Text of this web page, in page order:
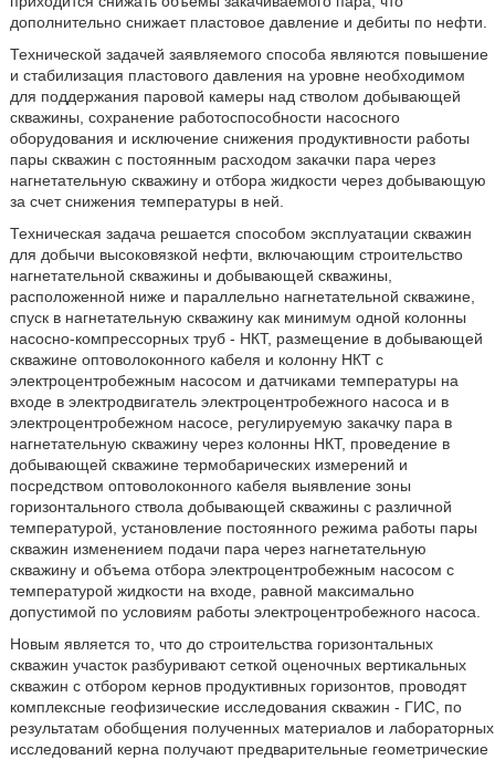
дополнительно снижает пластовое давление и дебиты по нефти.
Технической задачей заявляемого способа являются повышение
и стабилизация пластового давления на уровне необходимом
для поддержания паровой камеры над стволом добывающей
скважины, сохранение работоспособности насосного
оборудования и исключение снижения продуктивности работы
пары скважин с постоянным расходом закачки пара через
нагнетательную скважину и отбора жидкости через добывающую
за счет снижения температуры в ней.
Техническая задача решается способом эксплуатации скважин
для добычи высоковязкой нефти, включающим строительство
нагнетательной скважины и добывающей скважины,
расположенной ниже и параллельно нагнетательной скважине,
спуск в нагнетательную скважину как минимум одной колонны
насосно-компрессорных труб - НКТ, размещение в добывающей
скважине оптоволоконного кабеля и колонну НКТ с
электроцентробежным насосом и датчиками температуры на
входе в электродвигатель электроцентробежного насоса и в
электроцентробежном насосе, регулируемую закачку пара в
нагнетательную скважину через колонны НКТ, проведение в
добывающей скважине термобарических измерений и
посредством оптоволоконного кабеля выявление зоны
горизонтального ствола добывающей скважины с различной
температурой, установление постоянного режима работы пары
скважин изменением подачи пара через нагнетательную
скважину и объема отбора электроцентробежным насосом с
температурой жидкости на входе, равной максимально
допустимой по условиям работы электроцентробежного насоса.
Новым является то, что до строительства горизонтальных
скважин участок разбуривают сеткой оценочных вертикальных
скважин с отбором кернов продуктивных горизонтов, проводят
комплексные геофизические исследования скважин - ГИС, по
результатам обобщения полученных материалов и лабораторных
исследований керна получают предварительные геометрические